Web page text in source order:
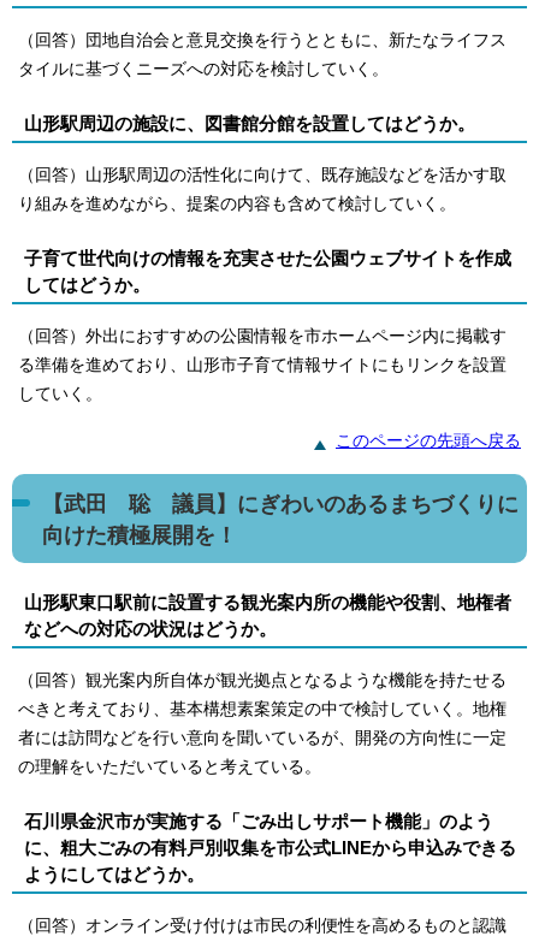
（回答）団地自治会と意見交換を行うとともに、新たなライフス
タイルに基づくニーズへの対応を検討していく。
山形駅周辺の施設に、図書館分館を設置してはどうか。
（回答）山形駅周辺の活性化に向けて、既存施設などを活かす取
り組みを進めながら、提案の内容も含めて検討していく。
子育て世代向けの情報を充実させた公園ウェブサイトを作成
してはどうか。
（回答）外出におすすめの公園情報を市ホームページ内に掲載す
る準備を進めており、山形市子育て情報サイトにもリンクを設置
していく。
このページの先頭へ戻る
【武田 聡 議員】にぎわいのあるまちづくりに
向けた積極展開を！
山形駅東口駅前に設置する観光案内所の機能や役割、地権者
などへの対応の状況はどうか。
（回答）観光案内所自体が観光拠点となるような機能を持たせる
べきと考えており、基本構想素案策定の中で検討していく。地権
者には訪問などを行い意向を聞いているが、開発の方向性に一定
の理解をいただいていると考えている。
石川県金沢市が実施する「ごみ出しサポート機能」のよう
に、粗大ごみの有料戸別収集を市公式LINEから申込みできる
ようにしてはどうか。
（回答）オンライン受け付けは市民の利便性を高めるものと認識